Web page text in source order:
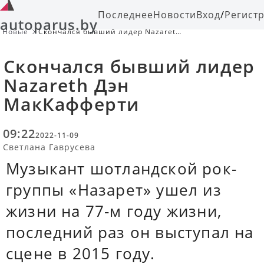
autoparus.byПоследнееНовостиВход/
Новые
Скончался бывший лидер Nazareth
Скончался бывший лидер
Nazareth Дэн
МакКафферти
09:222022-11-09
Светлана Гаврусева
Музыкант шотландской рок-
группы «Назарет» ушел из
жизни на 77-м году жизни,
последний раз он выступал на
сцене в 2015 году.